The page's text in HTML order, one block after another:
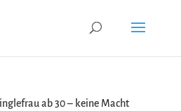
ab 30 – keine Macht